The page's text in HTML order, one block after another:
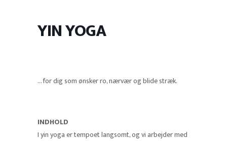
YIN YOGA
… for dig som ønsker ro, nærvær og blide stræk.
INDHOLD
I yin yoga er tempoet langsomt, og vi arbejder med